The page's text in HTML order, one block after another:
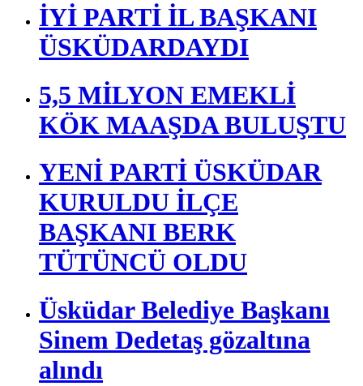
İYİ PARTİ İL BAŞKANI
ÜSKÜDARDAYDI
5,5 MİLYON EMEKLİ
KÖK MAAŞDA BULUŞTU
YENİ PARTİ ÜSKÜDAR
KURULDU İLÇE
BAŞKANI BERK
TÜTÜNCÜ OLDU
Üsküdar Belediye Başkanı
Sinem Dedetaş gözaltına
alındı